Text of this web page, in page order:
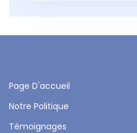
Page D'accueil
Notre Politique
Témoignages